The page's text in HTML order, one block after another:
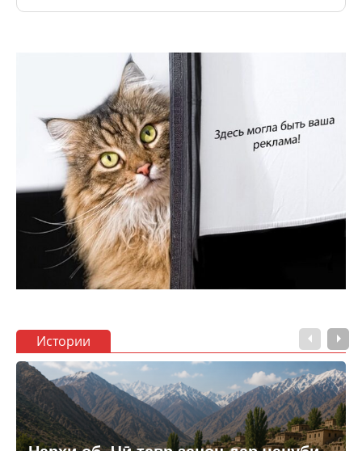
Истории